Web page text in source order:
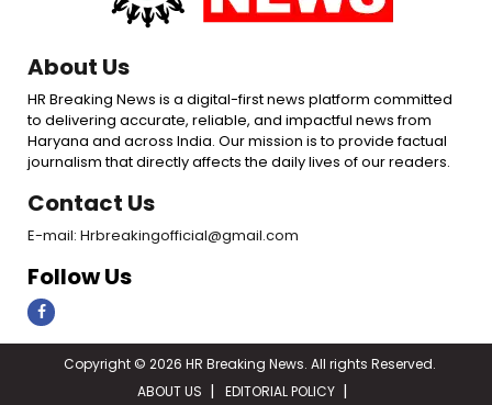
About Us
HR Breaking News is a digital-first news platform committed
to delivering accurate, reliable, and impactful news from
Haryana and across India. Our mission is to provide factual
journalism that directly affects the daily lives of our readers.
Contact Us
E-mail: Hrbreakingofficial@gmail.com
Follow Us
Copyright © 2026 HR Breaking News. All rights Reserved.
ABOUT US
EDITORIAL POLICY